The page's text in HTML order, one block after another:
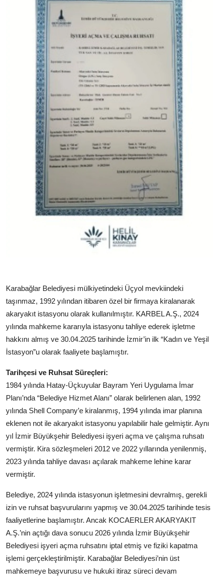
Karabağlar Belediyesi mülkiyetindeki Üçyol mevkiindeki
taşınmaz, 1992 yılından itibaren özel bir firmaya kiralanarak
akaryakıt istasyonu olarak kullanılmıştır. KARBEL A.Ş., 2024
yılında mahkeme kararıyla istasyonu tahliye ederek işletme
hakkını almış ve 30.04.2025 tarihinde İzmir’in ilk “Kadın ve Yeşil
İstasyon”u olarak faaliyete başlamıştır.
Tarihçesi ve Ruhsat Süreçleri:
1984 yılında Hatay-Üçkuyular Bayram Yeri Uygulama İmar
Planı’nda “Belediye Hizmet Alanı” olarak belirlenen alan, 1992
yılında Shell Company’e kiralanmış, 1994 yılında imar planına
eklenen not ile akaryakıt istasyonu yapılabilir hale gelmiştir. Aynı
yıl İzmir Büyükşehir Belediyesi işyeri açma ve çalışma ruhsatı
vermiştir. Kira sözleşmeleri 2012 ve 2022 yıllarında yenilenmiş,
2023 yılında tahliye davası açılarak mahkeme lehine karar
vermiştir.
Belediye, 2024 yılında istasyonun işletmesini devralmış, gerekli
izin ve ruhsat başvurularını yapmış ve 30.04.2025 tarihinde tesis
faaliyetlerine başlamıştır. Ancak KOCAERLER AKARYAKIT
A.Ş.’nin açtığı dava sonucu 2026 yılında İzmir Büyükşehir
Belediyesi işyeri açma ruhsatını iptal etmiş ve fiziki kapatma
işlemi gerçekleştirilmiştir. Karabağlar Belediyesi’nin üst
mahkemeye başvurusu ve hukuki itiraz süreci devam